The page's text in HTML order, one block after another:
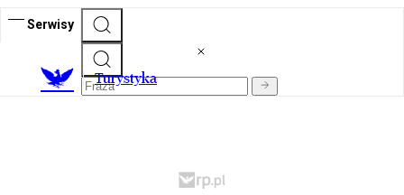
Serwisy
Turystyka